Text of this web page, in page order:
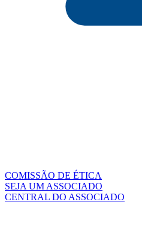
COMISSÃO DE ÉTICA
SEJA UM ASSOCIADO
CENTRAL DO ASSOCIADO